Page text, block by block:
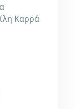
Καρρά